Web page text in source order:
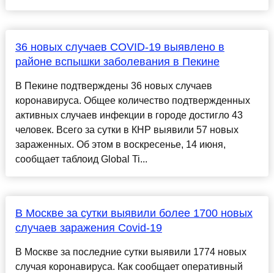
36 новых случаев COVID-19 выявлено в
районе вспышки заболевания в Пекине
В Пекине подтверждены 36 новых случаев
коронавируса. Общее количество подтвержденных
активных случаев инфекции в городе достигло 43
человек. Всего за сутки в КНР выявили 57 новых
зараженных. Об этом в воскресенье, 14 июня,
сообщает таблоид Global Ti...
В Москве за сутки выявили более 1700 новых
случаев заражения Сovid-19
В Москве за последние сутки выявили 1774 новых
случая коронавируса. Как сообщает оперативный